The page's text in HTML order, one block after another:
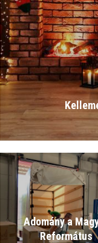
Adomány a
Református